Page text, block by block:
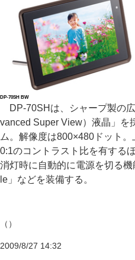
DP-70SH BW
DP-70SHは、シャープ製の
vanced Super View）液晶」を
ム。解像度は800×480ドット
0:1のコントラスト比を有する
消灯時に自動的に電源を切る
le」などを装備する。
（）
2009/8/27 14:32